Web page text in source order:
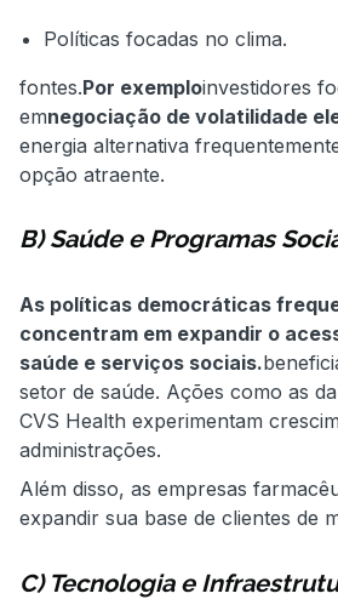
Políticas focadas no clima.
fontes.Por exemploinvestidores
emnegociação de volatilidade
energia alternativa
opção atraente.
B) Saúde e Programas
As políticas democráticas
concentram em expandir o
saúde e serviços sociais.
setor de saúde. Ações como as
CVS Health experimentam
administrações.
Além disso, as empresas
expandir sua base de clientes de
C) Tecnologia e